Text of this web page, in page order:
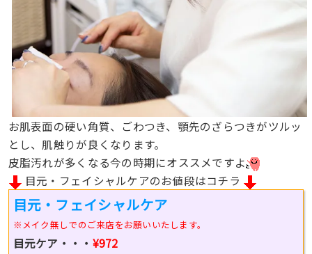
お肌表面の硬い角質、ごわつき、顎先のざらつきがツルッ
とし、肌触りが良くなります。
皮脂汚れが多くなる今の時期にオススメですよ
目元・フェイシャルケアのお値段はコチラ
目元・フェイシャルケア
※メイク無しでのご来店をお願いいたします。
目元ケア・・・ ¥972